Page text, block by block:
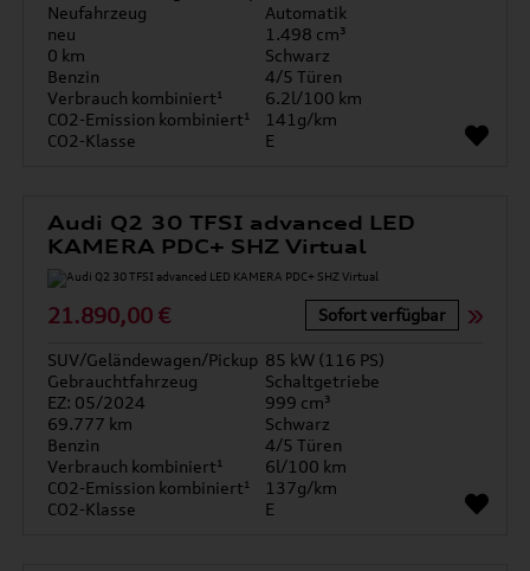
Neufahrzeug
Automatik
neu
1.498 cm³
0 km
Schwarz
Benzin
4/5 Türen
Verbrauch kombiniert¹
6.2l/100 km
CO2-Emission kombiniert¹
141g/km
CO2-Klasse
E
Audi Q2 30 TFSI advanced LED
KAMERA PDC+ SHZ Virtual
21.890,00 € Sofort verfügbar
SUV/Geländewagen/Pickup 85 kW (116 PS)
Gebrauchtfahrzeug
Schaltgetriebe
EZ: 05/2024
999 cm³
69.777 km
Schwarz
Benzin
4/5 Türen
Verbrauch kombiniert¹
6l/100 km
CO2-Emission kombiniert¹
137g/km
CO2-Klasse
E